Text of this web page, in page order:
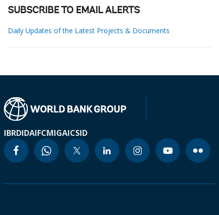
SUBSCRIBE TO EMAIL ALERTS
Daily Updates of the Latest Projects & Documents
IBRDIDAIFCMIGAICSID